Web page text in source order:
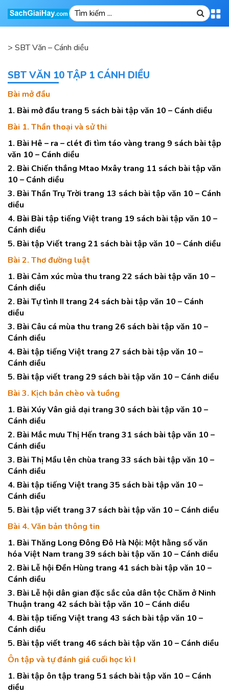
> SBT Văn – Cánh diều
SBT VĂN 10 TẬP 1 CÁNH DIỀU
Bài mở đầu
1. Bài mở đầu trang 5 sách bài tập văn 10 – Cánh diều
Bài 1. Thần thoại và sử thi
1. Bài Hê – ra – clét đi tìm táo vàng trang 9 sách bài tập
văn 10 – Cánh diều
2. Bài Chiến thắng Mtao Mxây trang 11 sách bài tập văn
10 – Cánh diều
3. Bài Thần Trụ Trời trang 13 sách bài tập văn 10 – Cánh
diều
4. Bài Bài tập tiếng Việt trang 19 sách bài tập văn 10 –
Cánh diều
5. Bài tập Viết trang 21 sách bài tập văn 10 – Cánh diều
Bài 2. Thơ đường luật
1. Bài Cảm xúc mùa thu trang 22 sách bài tập văn 10 –
Cánh diều
2. Bài Tự tình II trang 24 sách bài tập văn 10 – Cánh
diều
3. Bài Câu cá mùa thu trang 26 sách bài tập văn 10 –
Cánh diều
4. Bài tập tiếng Việt trang 27 sách bài tập văn 10 –
Cánh diều
5. Bài tập viết trang 29 sách bài tập văn 10 – Cánh diều
Bài 3. Kịch bản chèo và tuồng
1. Bài Xúy Vân giả dại trang 30 sách bài tập văn 10 –
Cánh diều
2. Bài Mắc mưu Thị Hến trang 31 sách bài tập văn 10 –
Cánh diều
3. Bài Thị Mầu lên chùa trang 33 sách bài tập văn 10 –
Cánh diều
4. Bài tập tiếng Việt trang 35 sách bài tập văn 10 –
Cánh diều
5. Bài tập viết trang 37 sách bài tập văn 10 – Cánh diều
Bài 4. Văn bản thông tin
1. Bài Thăng Long Đông Đô Hà Nội: Một hằng số văn
hóa Việt Nam trang 39 sách bài tập văn 10 – Cánh diều
2. Bài Lễ hội Đền Hùng trang 41 sách bài tập văn 10 –
Cánh diều
3. Bài Lễ hội dân gian đặc sắc của dân tộc Chăm ở Ninh
Thuận trang 42 sách bài tập văn 10 – Cánh diều
4. Bài tập tiếng Việt trang 43 sách bài tập văn 10 –
Cánh diều
5. Bài tập viết trang 46 sách bài tập văn 10 – Cánh diều
Ôn tập và tự đánh giá cuối học kì I
1. Bài tập ôn tập trang 51 sách bài tập văn 10 – Cánh
diều